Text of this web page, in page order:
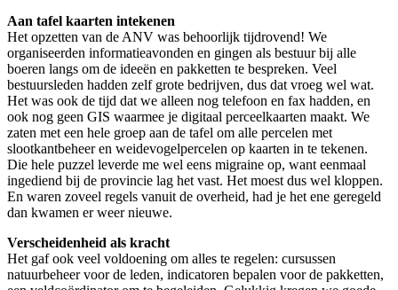
Aan tafel kaarten intekenen
Het opzetten van de ANV was behoorlijk tijdrovend! We
organiseerden informatieavonden en gingen als bestuur bij alle
boeren langs om de ideeën en pakketten te bespreken. Veel
bestuursleden hadden zelf grote bedrijven, dus dat vroeg wel wat.
Het was ook de tijd dat we alleen nog telefoon en fax hadden, en
ook nog geen GIS waarmee je digitaal perceelkaarten maakt. We
zaten met een hele groep aan de tafel om alle percelen met
slootkantbeheer en weidevogelpercelen op kaarten in te tekenen.
Die hele puzzel leverde me wel eens migraine op, want eenmaal
ingediend bij de provincie lag het vast. Het moest dus wel kloppen.
En waren zoveel regels vanuit de overheid, had je het ene geregeld
dan kwamen er weer nieuwe.
Verscheidenheid als kracht
Het gaf ook veel voldoening om alles te regelen: cursussen
natuurbeheer voor de leden, indicatoren bepalen voor de pakketten,